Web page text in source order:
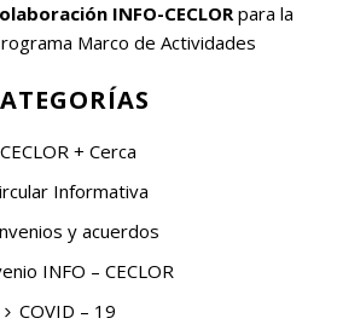
INFO-CECLOR para la
Marco de Actividades
CECLOR + Cerca
Informativa
y acuerdos
INFO – CECLOR
COVID – 19